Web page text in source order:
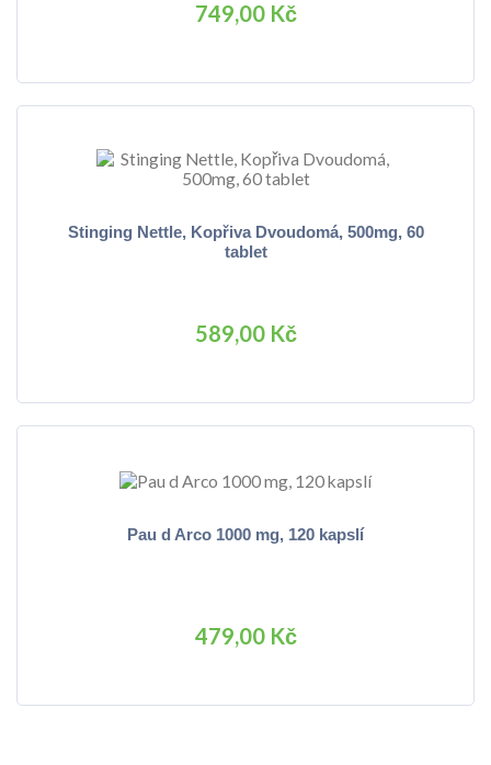
749,00 Kč
Stinging Nettle, Kopřiva Dvoudomá, 500mg, 60
tablet
589,00 Kč
Pau d Arco 1000 mg, 120 kapslí
479,00 Kč